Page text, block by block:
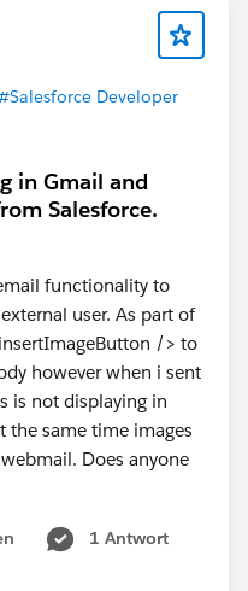
Developer
in Gmail and
Salesforce.
functionality to
user. As part of
/> to
however when i sent
is not displaying in
same time images
Does anyone
1 Antwort